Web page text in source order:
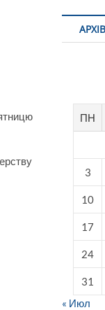
ПН
3
10
17
24
31
« Июл